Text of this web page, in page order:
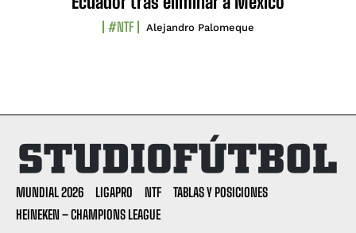
#NTF Alejandro Palomeque
MUNDIAL 2026 LIGAPRO NTF
TABLAS Y POSICIONES
HEINEKEN – CHAMPIONS LEAGUE